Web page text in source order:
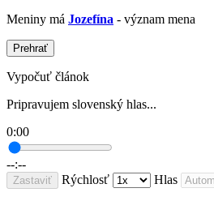
Meniny má Jozefína - význam mena
Prehrať
Vypočuť článok
Pripravujem slovenský hlas...
0:00
--:--
Zastaviť Rýchlosť Hlas